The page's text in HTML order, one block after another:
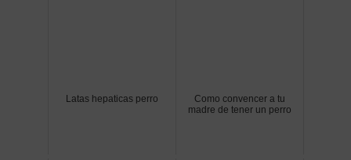
Latas hepaticas perro
Como convencer a tu
madre de tener un perro